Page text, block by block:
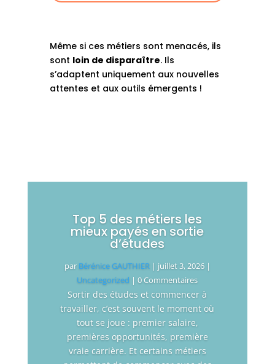
Même si ces métiers sont menacés, ils
sont loin de disparaître. Ils
s’adaptent uniquement aux nouvelles
attentes et aux outils émergents !
Top 5 des métiers les
mieux payés en sortie
d’études
par Bérénice GAUTHIER| juillet 3, 2026|
Uncategorized | 0 Commentaires
Sortir des études et commencer à
travailler, c’est souvent le moment où
tout se joue : premier salaire,
premières opportunités, première
vraie carrière. Et certains métiers